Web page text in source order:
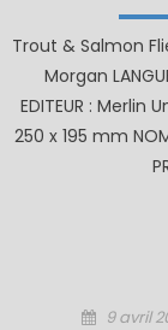
Trout & Salmon
Morgan
EDITEUR : Merlin
250 x 195 mm
Posted
9 avril